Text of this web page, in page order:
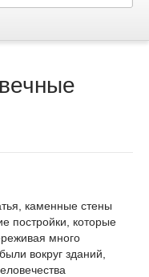
каменные стены
постройки, которые
много
вокруг зданий,